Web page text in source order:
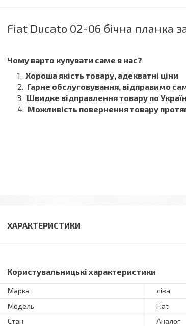
Fiat Ducato 02-06 бічна планка
Чому варто купувати саме в нас?
Хороша якість товару, адекватні ціни
Гарне обслуговування, відправимо
Швидке відправлення товару по
Можливість повернення товару
ХАРАКТЕРИСТИКИ
Користувальницькі характеристики
Марка
ліва
Мoдель
Fiat
Стан
Аналог